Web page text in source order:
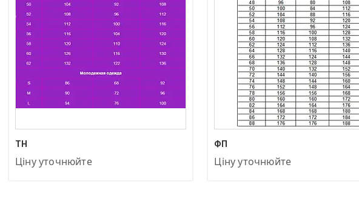
ТН
Ціну уточнюйте
ФП
Ціну уточнюйте
+380 (97) 872-83-04